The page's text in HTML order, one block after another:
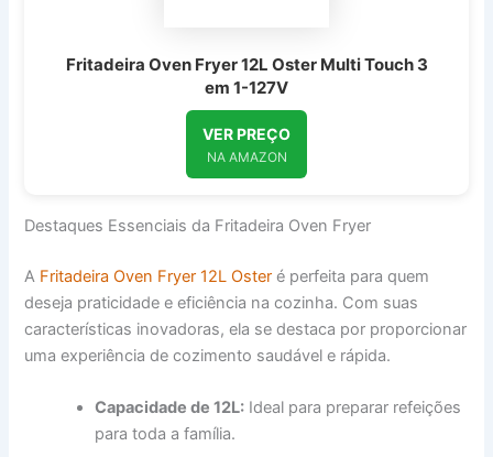
Fritadeira Oven Fryer 12L Oster Multi Touch 3
em 1-127V
VER PREÇO
NA AMAZON
Destaques Essenciais da Fritadeira Oven Fryer
A Fritadeira Oven Fryer 12L Oster é perfeita para quem
deseja praticidade e eficiência na cozinha. Com suas
características inovadoras, ela se destaca por proporcionar
uma experiência de cozimento saudável e rápida.
Capacidade de 12L: Ideal para preparar refeições
para toda a família.